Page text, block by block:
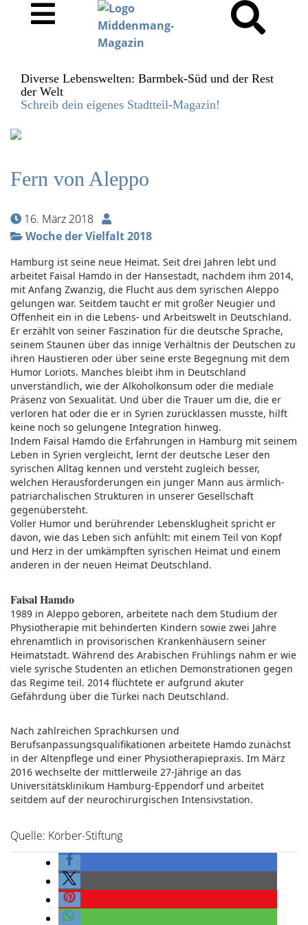
Diverse Lebenswelten: Barmbek-Süd und der Rest
der Welt
Schreib dein eigenes Stadtteil-Magazin!
Fern von Aleppo
16. März 2018
Woche der Vielfalt 2018
Hamburg ist seine neue Heimat. Seit drei Jahren lebt und
arbeitet Faisal Hamdo in der Hansestadt, nachdem ihm 2014,
mit Anfang Zwanzig, die Flucht aus dem syrischen Aleppo
gelungen war. Seitdem taucht er mit großer Neugier und
Offenheit ein in die Lebens- und Arbeitswelt in Deutschland.
Er erzählt von seiner Faszination für die deutsche Sprache,
seinem Staunen über das innige Verhältnis der Deutschen zu
ihren Haustieren oder über seine erste Begegnung mit dem
Humor Loriots. Manches bleibt ihm in Deutschland
unverständlich, wie der Alkoholkonsum oder die mediale
Präsenz von Sexualität. Und über die Trauer um die, die er
verloren hat oder die er in Syrien zurücklassen musste, hilft
keine noch so gelungene Integration hinweg.
Indem Faisal Hamdo die Erfahrungen in Hamburg mit seinem
Leben in Syrien vergleicht, lernt der deutsche Leser den
syrischen Alltag kennen und versteht zugleich besser,
welchen Herausforderungen ein junger Mann aus ärmlich-
patriarchalischen Strukturen in unserer Gesellschaft
gegenübersteht.
Voller Humor und berührender Lebensklugheit spricht er
davon, wie das Leben sich anfühlt: mit einem Teil von Kopf
und Herz in der umkämpften syrischen Heimat und einem
anderen in der neuen Heimat Deutschland.
Faisal Hamdo
1989 in Aleppo geboren, arbeitete nach dem Studium der
Physiotherapie mit behinderten Kindern sowie zwei Jahre
ehrenamtlich in provisorischen Krankenhäusern seiner
Heimatstadt. Während des Arabischen Frühlings nahm er wie
viele syrische Studenten an etlichen Demonstrationen gegen
das Regime teil. 2014 flüchtete er aufgrund akuter
Gefährdung über die Türkei nach Deutschland.
Nach zahlreichen Sprachkursen und
Berufsanpassungsqualifikationen arbeitete Hamdo zunächst
in der Altenpflege und einer Physiotherapiepraxis. Im März
2016 wechselte der mittlerweile 27-Jährige an das
Universitätsklinikum Hamburg-Eppendorf und arbeitet
seitdem auf der neurochirurgischen Intensivstation.
Quelle: Körber-Stiftung